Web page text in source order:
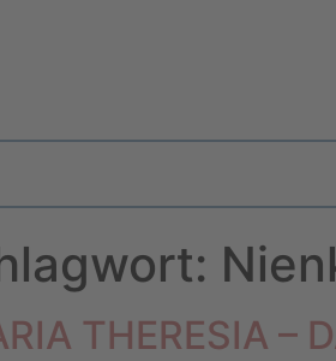
THERESIA –